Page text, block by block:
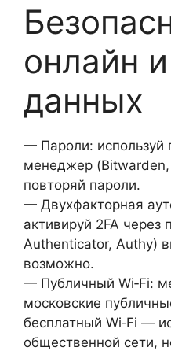
онлайн
данных
— Пароли: используй
менеджер
повторяй пароли.
— Двухфакторная
активируй 2FA через
Authenticator, Authy)
возможно.
— Публичный Wi‑Fi:
московские
бесплатный Wi‑Fi —
общественной сети,